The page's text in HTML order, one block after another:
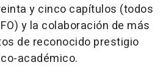
y cinco capítulos (todos
y la colaboración de más
de reconocido prestigio
académico.